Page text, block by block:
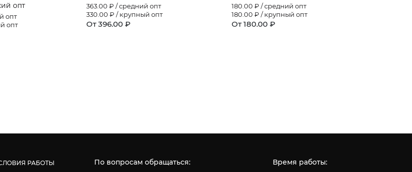
опт
опт
опт
363.00 ₽ / средний опт
330.00 ₽ / крупный опт
От 396.00 ₽
180.00 ₽ / средний опт
180.00 ₽ / крупный опт
От 180.00 ₽
РАБОТЫ По вопросам обращаться: Время работы: